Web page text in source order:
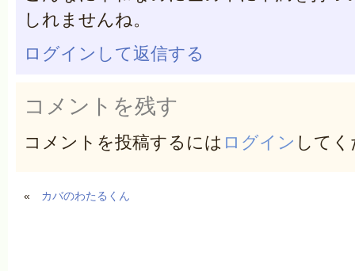
しれませんね。
ログインして返信する
コメントを残す
コメントを投稿するには ログイン して
« カバのわたるくん